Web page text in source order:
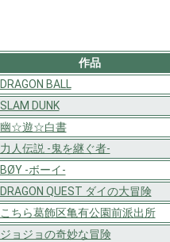
作品
DRAGON BALL
SLAM DUNK
幽☆遊☆白書
力人伝説 -鬼を継ぐ者-
BØY -ボーイ-
DRAGON QUEST ダイの大冒険
こちら葛飾区亀有公園前派出所
ジョジョの奇妙な冒険